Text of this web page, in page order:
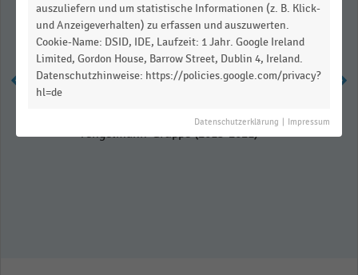
Gesamtumsatz (netto) der
Tengelmann-Gruppe (2013-2021)
auszuliefern und um statistische Informationen (z. B. Klick-
und Anzeigeverhalten) zu erfassen und auszuwerten.
Cookie-Name: DSID, IDE, Laufzeit: 1 Jahr. Google Ireland
Limited, Gordon House, Barrow Street, Dublin 4, Ireland.
Datenschutzhinweise: https://policies.google.com/privacy?
hl=de
Datenschutzerklärung Impressum